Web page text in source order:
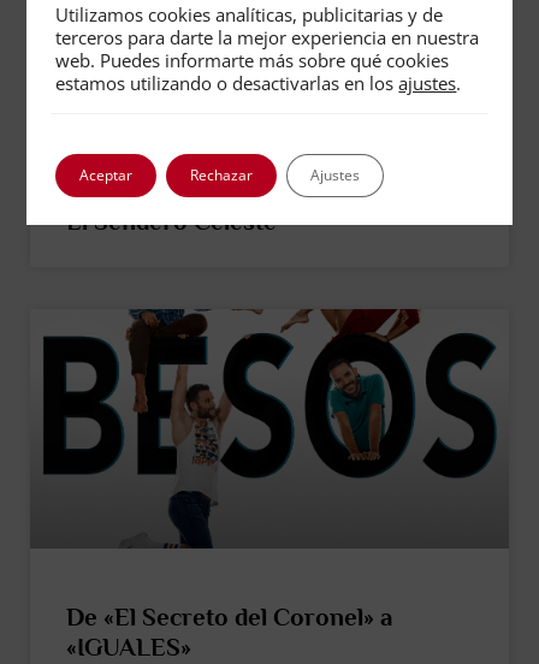
El Sendero Celeste
De «El Secreto del Coronel» a
«IGUALES»
Utilizamos cookies analíticas, publicitarias y de
terceros para darte la mejor experiencia en nuestra
web. Puedes informarte más sobre qué cookies
estamos utilizando o desactivarlas en losajustes.
Aceptar Rechazar Ajustes